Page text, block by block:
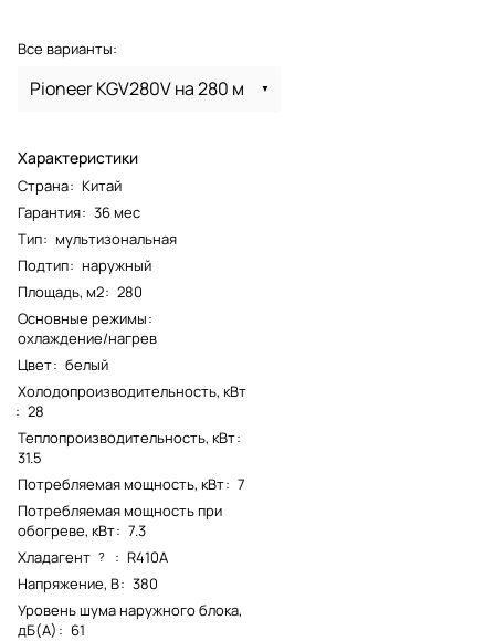
Все варианты:
Pioneer KGV280V на 280 м
Характеристики
Страна: Китай
Гарантия: 36 мес
Тип: мультизональная
Подтип: наружный
Площадь, м2: 280
Основные режимы:
охлаждение/нагрев
Цвет: белый
Холодопроизводительность, кВт
: 28
Теплопроизводительность, кВт:
31.5
Потребляемая мощность, кВт: 7
Потребляемая мощность при
обогреве, кВт: 7.3
Хладагент ? : R410A
Напряжение, В: 380
Уровень шума наружного блока,
дБ(А) : 61